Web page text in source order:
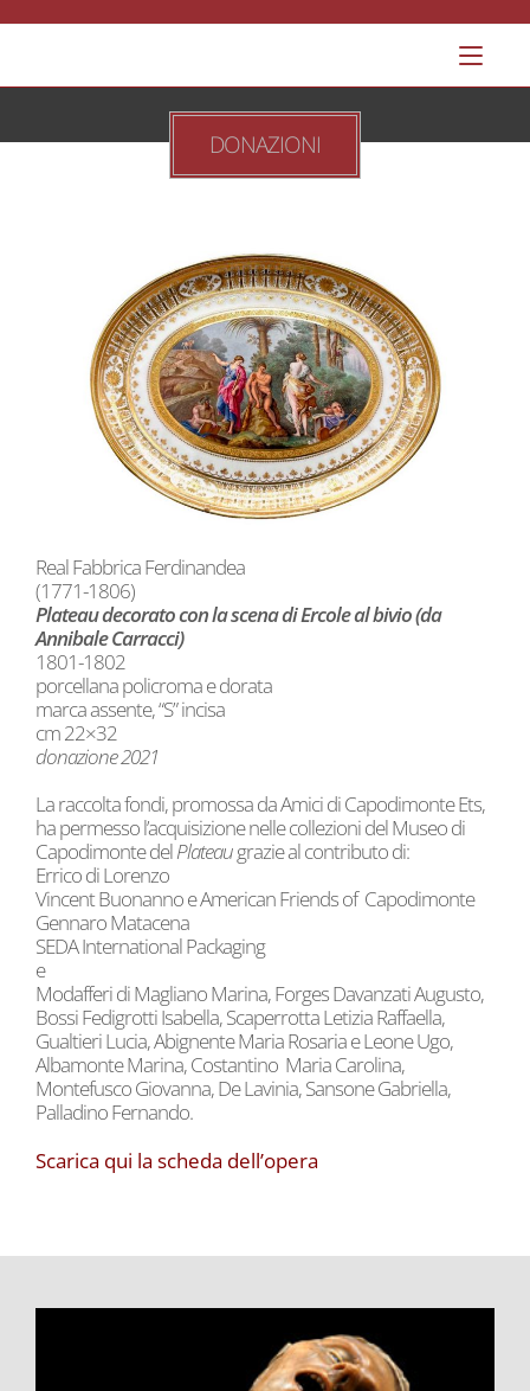
DONAZIONI
Real Fabbrica Ferdinandea
(1771-1806)
Plateau decorato con la scena di Ercole al bivio (da
Annibale Carracci)
1801-1802
porcellana policroma e dorata
marca assente, “S” incisa
cm 22×32
donazione 2021
La raccolta fondi, promossa da Amici di Capodimonte Ets,
ha permesso l’acquisizione nelle collezioni del Museo di
Capodimonte delPlateaugrazie al contributo di:
Errico di Lorenzo
Vincent Buonanno e American Friends of Capodimonte
Gennaro Matacena
SEDA International Packaging
e
Modafferi di Magliano Marina, Forges Davanzati Augusto,
Bossi Fedigrotti Isabella, Scaperrotta Letizia Raffaella,
Gualtieri Lucia, Abignente Maria Rosaria e Leone Ugo,
Albamonte Marina, Costantino Maria Carolina,
Montefusco Giovanna, De Lavinia, Sansone Gabriella,
Palladino Fernando.
Scarica qui la scheda dell’opera